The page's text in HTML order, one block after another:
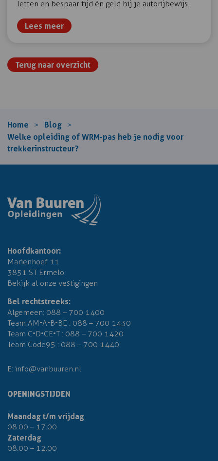
letten en bespaar tijd én geld bij je autorijbewijs.
Lees meer
Terug naar overzicht
Home > Blog >
Welke opleiding of WRM-pas heb je nodig voor
trekkerinstructeur?
Hoofdkantoor:
Marienhoef 11
3851 ST Ermelo
Bekijk al onze vestigingen
Bel rechtstreeks:
Algemeen: 088 – 700 1400
Team AM•A•B•BE : 088 – 700 1430
Team C•D•CE•T : 088 – 700 1420
Team Code95 : 088 – 700 1440
E: info@vanbuuren.nl
OPENINGSTIJDEN
Maandag t/m vrijdag
08.00 – 17.00
Zaterdag
08.00 – 12.00